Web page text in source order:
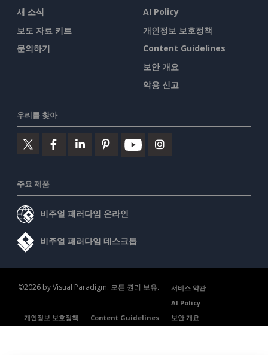
새 소식
보도 자료 키트
문의하기
AI Policy
개인정보 보호정책
Content Guidelines
보안 개요
악용 신고
우리를 찾아
주요 제품
비주얼 패러다임 온라인
비주얼 패러다임 데스크톱
©2026 by Visual Paradigm. 모든 권리 보유.
서비스 약관
AI Policy
개인정보 보호정책
Content Guidelines 보안 개요